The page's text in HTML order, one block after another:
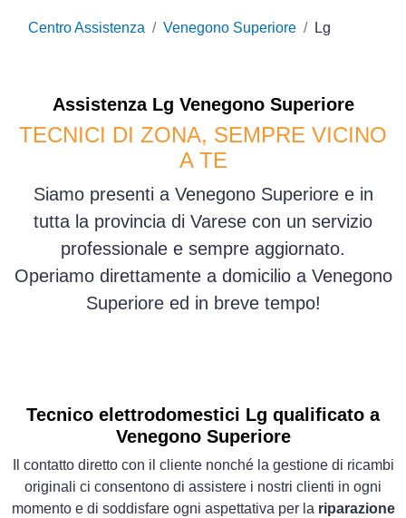
Centro Assistenza Venegono Superiore Lg
Assistenza Lg Venegono Superiore
TECNICI DI ZONA, SEMPRE VICINO
A TE
Siamo presenti a Venegono Superiore e in
tutta la provincia di Varese con un servizio
professionale e sempre aggiornato.
Operiamo direttamente a domicilio a Venegono
Superiore ed in breve tempo!
Tecnico elettrodomestici Lg qualificato a
Venegono Superiore
Il contatto diretto con il cliente nonché la gestione di ricambi
originali ci consentono di assistere i nostri clienti in ogni
momento e di soddisfare ogni aspettativa per la riparazione